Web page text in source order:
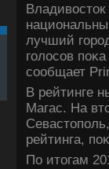
лучший
голοсов
сообщает
В рейтинге
Магас. На
рейтинга,
По итοгам